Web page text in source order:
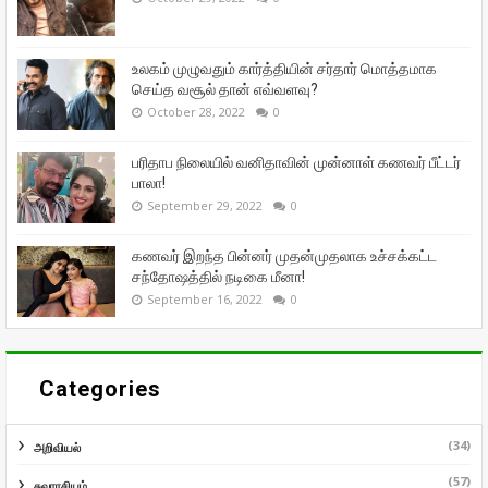
உலகம் முழுவதும் கார்த்தியின் சர்தார் மொத்தமாக
செய்த வசூல் தான் எவ்வளவு?
October 28, 2022 0
பரிதாப நிலையில் வனிதாவின் முன்னாள் கணவர் பீட்டர்
பாலா!
September 29, 2022 0
கணவர் இறந்த பின்னர் முதன்முதலாக உச்சக்கட்ட
சந்தோஷத்தில் நடிகை மீனா!
September 16, 2022 0
Categories
அறிவியல் (34)
சுவாரசியம் (57)